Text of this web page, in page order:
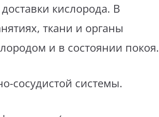
кислорода. В
ткани и органы
и в состоянии покоя.
сосудистой системы.